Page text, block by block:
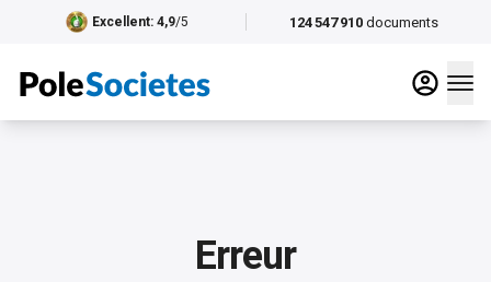
124 547 910 documents
Excellent: 4,9/5
Erreur